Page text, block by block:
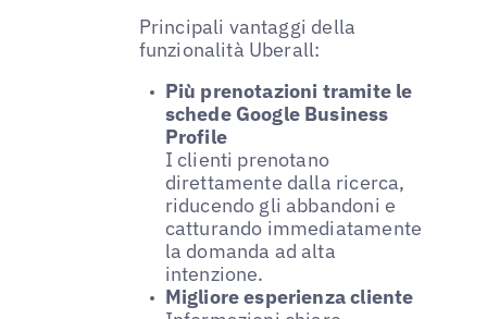
Principali vantaggi della
funzionalità Uberall:
Più prenotazioni tramite le
schede Google Business
Profile
I clienti prenotano
direttamente dalla ricerca,
riducendo gli abbandoni e
catturando immediatamente
la domanda ad alta
intenzione.
Migliore esperienza cliente